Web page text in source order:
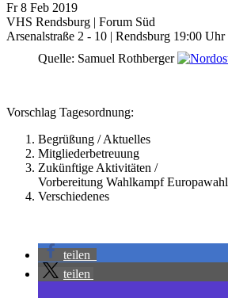
Fr 8 Feb 2019
VHS Rendsburg | Forum Süd
Arsenalstraße 2 - 10 | Rendsburg 19:00 Uhr
Quelle: Samuel Rothberger
Vorschlag Tagesordnung:
Begrüßung / Aktuelles
Mitgliederbetreuung
Zukünftige Aktivitäten /
Vorbereitung Wahlkampf Europawahl
Verschiedenes
teilen
teilen